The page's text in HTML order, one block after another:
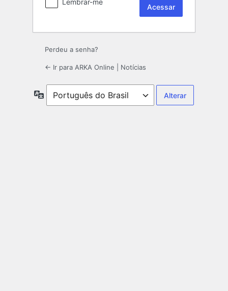
Lembrar-me
Perdeu a senha?
← Ir para ARKA Online | Notícias
Idioma